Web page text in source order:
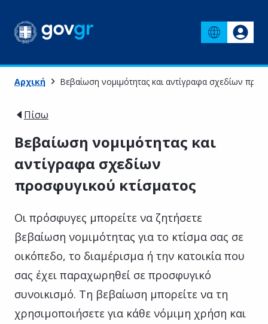
Αρχική Βεβαίωση νομιμότητας και αντίγραφα σχεδίων
Πίσω
Βεβαίωση νομιμότητας και
αντίγραφα σχεδίων
προσφυγικού κτίσματος
Οι πρόσφυγες μπορείτε να ζητήσετε
βεβαίωση νομιμότητας για το κτίσμα σας σε
οικόπεδο, το διαμέρισμα ή την κατοικία που
σας έχει παραχωρηθεί σε προσφυγικό
συνοικισμό. Τη βεβαίωση μπορείτε να τη
χρησιμοποιήσετε για κάθε νόμιμη χρήση και